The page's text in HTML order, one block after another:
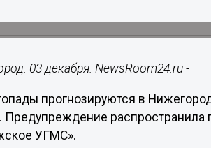
03 декабря. NewsRoom24.ru -
прогнозируются в
Предупреждение
УГМС».